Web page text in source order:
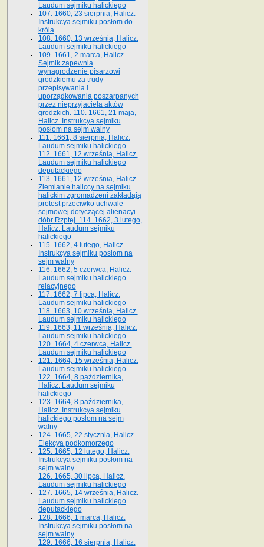
Laudum sejmiku halickiego
107. 1660, 23 sierpnia, Halicz.
Instrukcya sejmiku posłom do
króla
108. 1660, 13 września, Halicz.
Laudum sejmiku halickiego
109. 1661, 2 marca, Halicz.
Sejmik zapewnia
wynagrodzenie pisarzowi
grodzkiemu za trudy
przepisywania i
uporządkowania poszarpanych
przez nieprzyjaciela aktów
grodzkich. 110. 1661, 21 maja,
Halicz. Instrukcya sejmiku
posłom na sejm walny
111. 1661, 8 sierpnia, Halicz.
Laudum sejmiku halickiego
112. 1661, 12 września, Halicz.
Laudum sejmiku halickiego
deputackiego
113. 1661, 12 września, Halicz.
Ziemianie haliccy na sejmiku
halickim zgromadzeni zakładają
protest przeciwko uchwale
sejmowej dotyczącej alienacyi
dóbr Rzptej. 114. 1662, 3 lutego,
Halicz. Laudum sejmiku
halickiego
115. 1662, 4 lutego, Halicz.
Instrukcya sejmiku posłom na
sejm walny
116. 1662, 5 czerwca, Halicz.
Laudum sejmiku halickiego
relacyjnego
117. 1662, 7 lipca, Halicz.
Laudum sejmiku halickiego
118. 1663, 10 września, Halicz.
Laudum sejmiku halickiego
119. 1663, 11 września, Halicz.
Laudum sejmiku halickiego
120. 1664, 4 czerwca, Halicz.
Laudum sejmiku halickiego
121. 1664, 15 września, Halicz.
Laudum sejmiku halickiego.
122. 1664, 8 października,
Halicz. Laudum sejmiku
halickiego
123. 1664, 8 października,
Halicz. Instrukcya sejmiku
halickiego posłom na sejm
walny
124. 1665, 22 stycznia, Halicz.
Elekcya podkomorzego
125. 1665, 12 lutego, Halicz.
Instrukcya sejmiku posłom na
sejm walny
126. 1665, 30 lipca, Halicz.
Laudum sejmiku halickiego
127. 1665, 14 września, Halicz.
Laudum sejmiku halickiego
deputackiego
128. 1666, 1 marca, Halicz.
Instrukcya sejmiku posłom na
sejm walny
129. 1666, 16 sierpnia, Halicz.